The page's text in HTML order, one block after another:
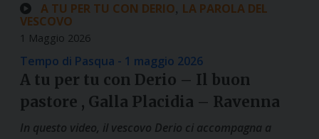
A TU PER TU CON DERIO, LA PAROLA DEL
VESCOVO
1 Maggio 2026
Tempo di Pasqua - 1 maggio 2026
A tu per tu con Derio – Il buon
pastore , Galla Placidia – Ravenna
In questo video, il vescovo Derio ci accompagna a